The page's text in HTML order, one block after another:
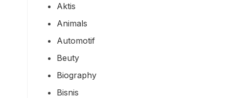
Aktis
Animals
Automotif
Beuty
Biography
Bisnis